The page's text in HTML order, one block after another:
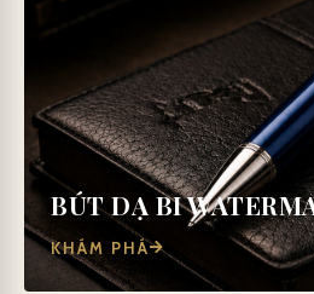
BÚT DẠ BI
KHÁM PHÁ